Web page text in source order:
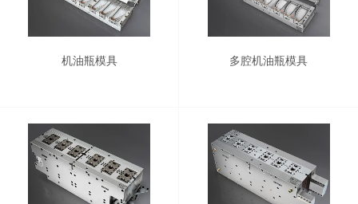
机油瓶模具 多腔机油瓶模具